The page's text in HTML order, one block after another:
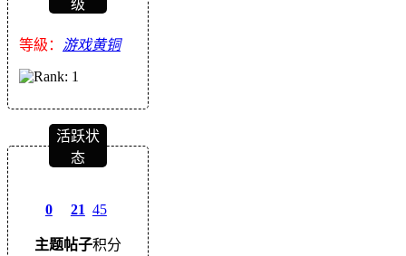
级
等級： 游戏黄铜
活跃状
态
0
主题
21
帖子
45
积分